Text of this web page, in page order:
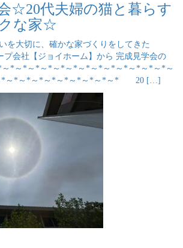
☆20代夫婦の猫と暮らす
な家☆
を大切に、確かな家づくりをしてきた
プ会社【ジョイホーム】から 完成見学会の
*～*～*～*～*～*～*～*～*～*～*～*～*～
*～*～*～*～*～*～*～*～*～* 20 […]